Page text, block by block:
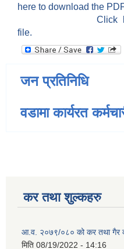
here to download the
Click
file.
जन प्रतिनिधि
वडामा कार्यरत
कर तथा शुल्कहरु
आ.व. २०७९/०८० को कर तथा गैर
मिति 08/19/2022 - 14:16